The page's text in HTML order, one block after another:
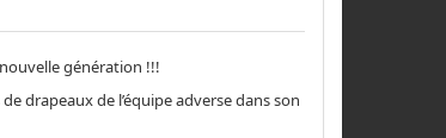
génération !!!
drapeaux de l’équipe adverse dans son